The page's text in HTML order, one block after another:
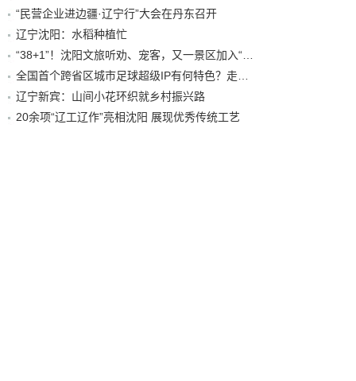
“民营企业进边疆·辽宁行”大会在丹东召开
辽宁沈阳：水稻种植忙
辽宁新宾：山间小花环织就乡村振兴路
20余项“辽工辽作”亮相沈阳 展现优秀传统工艺